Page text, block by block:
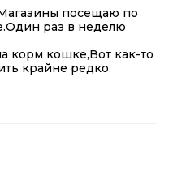
посещаю по
раз в неделю
корм кошке,Вот как-то
крайне редко.